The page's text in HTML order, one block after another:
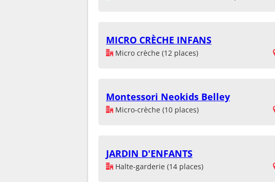
MICRO CRÈCHE INFANS
Micro crèche (12 places)
Montessori Neokids Belley
Micro-crèche (10 places)
JARDIN D'ENFANTS
Halte-garderie (14 places)